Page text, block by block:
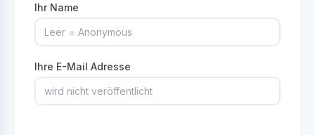
Ihr Name
Ihre E-Mail Adresse